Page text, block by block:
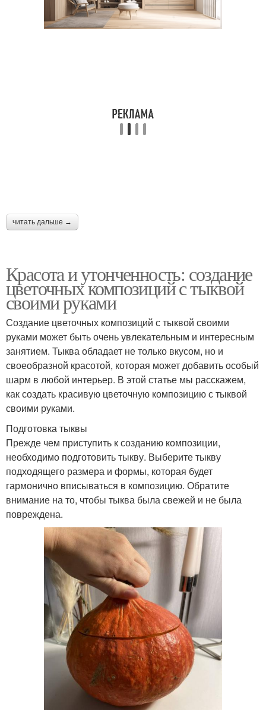
читать дальше →
Красота и утонченность: создание
цветочных композиций с тыквой
своими руками
Создание цветочных композиций с тыквой своими
руками может быть очень увлекательным и интересным
занятием. Тыква обладает не только вкусом, но и
своеобразной красотой, которая может добавить особый
шарм в любой интерьер. В этой статье мы расскажем,
как создать красивую цветочную композицию с тыквой
своими руками.
Подготовка тыквы
Прежде чем приступить к созданию композиции,
необходимо подготовить тыкву. Выберите тыкву
подходящего размера и формы, которая будет
гармонично вписываться в композицию. Обратите
внимание на то, чтобы тыква была свежей и не была
повреждена.